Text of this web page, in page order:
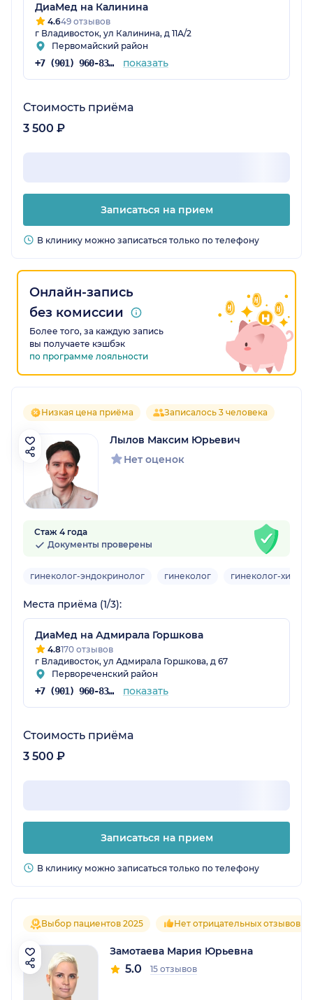
ДиаМед на Калинина
4.649 отзывов
г Владивосток, ул Калинина, д 11А/2
Первомайский район
+7 (901) 960-83-48 показать
Стоимость приёма
3 500 ₽
Записаться на прием
В клинику можно записаться только по телефону
Онлайн-запись
без комиссии
Более того, за каждую запись
вы получаете кэшбэк
по программе лояльности
Низкая цена приёма Записалось 3 человека
Лылов Максим Юрьевич
Нет оценок
Стаж 4 года
Документы проверены
гинеколог-эндокринолог гинеколог гинеколог-хирург
Места приёма (1/3):
ДиаМед на Адмирала Горшкова
4.8170 отзывов
г Владивосток, ул Адмирала Горшкова, д 67
Первореченский район
+7 (901) 960-83-48 показать
Стоимость приёма
3 500 ₽
Записаться на прием
В клинику можно записаться только по телефону
Выбор пациентов 2025 Нет отрицательных отзывов
Замотаева Мария Юрьевна
5.0 15 отзывов